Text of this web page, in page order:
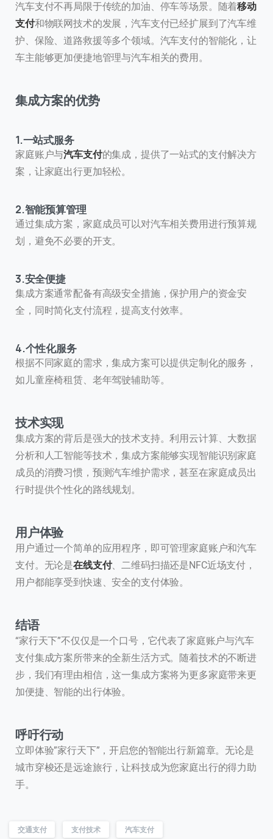
汽车支付不再局限于传统的加油、停车等场景。随着移动
支付和物联网技术的发展，汽车支付已经扩展到了汽车维
护、保险、道路救援等多个领域。汽车支付的智能化，让
车主能够更加便捷地管理与汽车相关的费用。
集成方案的优势
1.一站式服务
家庭账户与汽车支付的集成，提供了一站式的支付解决方
案，让家庭出行更加轻松。
2.智能预算管理
通过集成方案，家庭成员可以对汽车相关费用进行预算规
划，避免不必要的开支。
3.安全便捷
集成方案通常配备有高级安全措施，保护用户的资金安
全，同时简化支付流程，提高支付效率。
4.个性化服务
根据不同家庭的需求，集成方案可以提供定制化的服务，
如儿童座椅租赁、老年驾驶辅助等。
技术实现
集成方案的背后是强大的技术支持。利用云计算、大数据
分析和人工智能等技术，集成方案能够实现智能识别家庭
成员的消费习惯，预测汽车维护需求，甚至在家庭成员出
行时提供个性化的路线规划。
用户体验
用户通过一个简单的应用程序，即可管理家庭账户和汽车
支付。无论是在线支付、二维码扫描还是NFC近场支付，
用户都能享受到快速、安全的支付体验。
结语
“家行天下”不仅仅是一个口号，它代表了家庭账户与汽车
支付集成方案所带来的全新生活方式。随着技术的不断进
步，我们有理由相信，这一集成方案将为更多家庭带来更
加便捷、智能的出行体验。
呼吁行动
立即体验”家行天下”，开启您的智能出行新篇章。无论是
城市穿梭还是远途旅行，让科技成为您家庭出行的得力助
手。
交通支付 支付技术 汽车支付
联系我们